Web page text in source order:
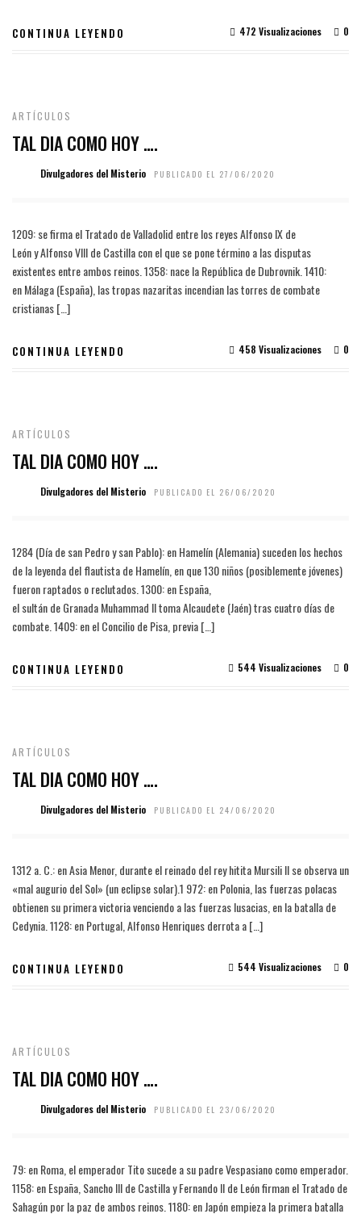
CONTINUA LEYENDO 0
472 Visualizaciones
ARTÍCULOS
TAL DIA COMO HOY ….
Divulgadores del Misterio PUBLICADO EL 27/06/2020
1209: se firma el Tratado de Valladolid entre los reyes Alfonso IX de
León y Alfonso VIII de Castilla con el que se pone término a las disputas
existentes entre ambos reinos. 1358: nace la República de Dubrovnik. 1410:
en Málaga (España), las tropas nazaritas incendian las torres de combate
cristianas […]
CONTINUA LEYENDO 0
458 Visualizaciones
ARTÍCULOS
TAL DIA COMO HOY ….
Divulgadores del Misterio PUBLICADO EL 26/06/2020
1284 (Día de san Pedro y san Pablo): en Hamelín (Alemania) suceden los hechos
de la leyenda del flautista de Hamelín, en que 130 niños (posiblemente jóvenes)
fueron raptados o reclutados. 1300: en España,
el sultán de Granada Muhammad II toma Alcaudete (Jaén) tras cuatro días de
combate. 1409: en el Concilio de Pisa, previa […]
CONTINUA LEYENDO 0
544 Visualizaciones
ARTÍCULOS
TAL DIA COMO HOY ….
Divulgadores del Misterio PUBLICADO EL 24/06/2020
1312 a. C.: en Asia Menor, durante el reinado del rey hitita Mursili II se observa un
«mal augurio del Sol» (un eclipse solar).1​ 972: en Polonia, las fuerzas polacas
obtienen su primera victoria venciendo a las fuerzas lusacias, en la batalla de
Cedynia. 1128: en Portugal, Alfonso Henriques derrota a […]
CONTINUA LEYENDO 0
544 Visualizaciones
ARTÍCULOS
TAL DIA COMO HOY ….
Divulgadores del Misterio PUBLICADO EL 23/06/2020
79: en Roma, el emperador Tito sucede a su padre Vespasiano como emperador.
1158: en España, Sancho III de Castilla y Fernando II de León firman el Tratado de
Sahagún por la paz de ambos reinos. 1180: en Japón empieza la primera batalla